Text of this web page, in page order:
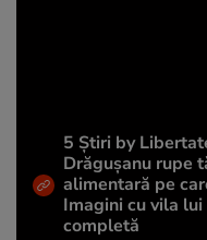
5 Știri by
Drăgușanu rupe
alimentară pe
Imagini cu vila
completă